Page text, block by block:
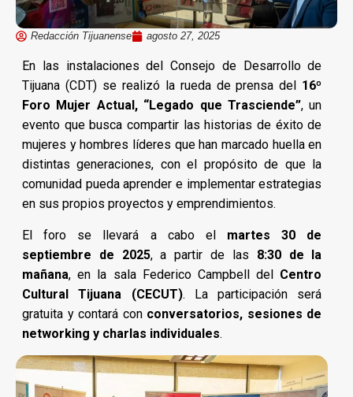
Redacción Tijuanense agosto 27, 2025
En las instalaciones del Consejo de Desarrollo de
Tijuana (CDT) se realizó la rueda de prensa del 16º
Foro Mujer Actual, “Legado que Trasciende”, un
evento que busca compartir las historias de éxito de
mujeres y hombres líderes que han marcado huella en
distintas generaciones, con el propósito de que la
comunidad pueda aprender e implementar estrategias
en sus propios proyectos y emprendimientos.
El foro se llevará a cabo el martes 30 de
septiembre de 2025, a partir de las 8:30 de la
mañana, en la sala Federico Campbell del Centro
Cultural Tijuana (CECUT). La participación será
gratuita y contará con conversatorios, sesiones de
networking y charlas individuales.